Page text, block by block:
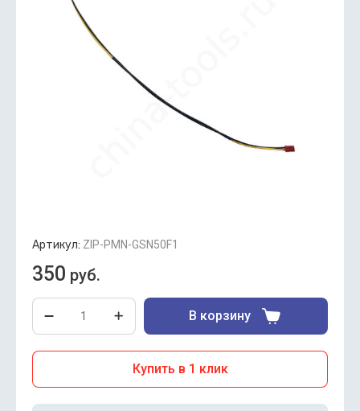
Артикул: ZIP-PMN-GSN50F1
350 руб.
В корзину
Купить в 1 клик